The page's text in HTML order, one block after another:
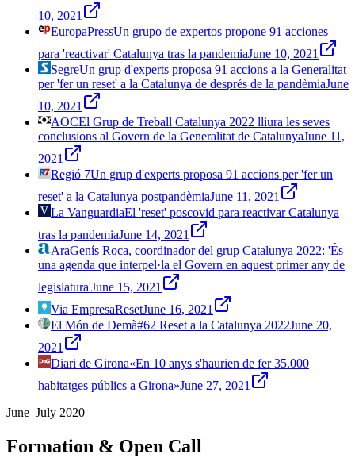
10, 2021
EuropaPressUn grupo de expertos propone 91 acciones
para 'reactivar' Catalunya tras la pandemiaJune 10, 2021
SegreUn grup d'experts proposa 91 accions a la Generalitat
per 'fer un reset' a la Catalunya de després de la pandèmiaJune
10, 2021
AOCEl Grup de Treball Catalunya 2022 lliura les seves
conclusions al Govern de la Generalitat de CatalunyaJune 11,
2021
Regió 7Un grup d'experts proposa 91 accions per 'fer un
reset' a la Catalunya postpandèmiaJune 11, 2021
La VanguardiaEl 'reset' poscovid para reactivar Catalunya
tras la pandemiaJune 14, 2021
AraGenís Roca, coordinador del grup Catalunya 2022: 'És
una agenda que interpel·la el Govern en aquest primer any de
legislatura'June 15, 2021
Via EmpresaResetJune 16, 2021
El Món de Demà#62 Reset a la Catalunya 2022June 20,
2021
Diari de Girona«En 10 anys s'haurien de fer 35.000
habitatges públics a Girona»June 27, 2021
June–July 2020
Formation & Open Call